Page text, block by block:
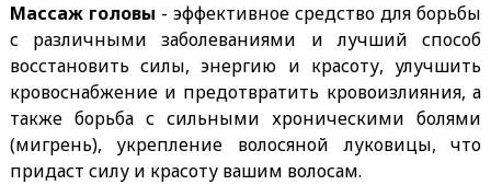
Массаж головы - эффективное средство для борьбы
с различными заболеваниями и лучший способ
восстановить силы, энергию и красоту, улучшить
кровоснабжение и предотвратить кровоизлияния, а
также борьба с сильными хроническими болями
(мигрень), укрепление волосяной луковицы, что
придаст силу и красоту вашим волосам.